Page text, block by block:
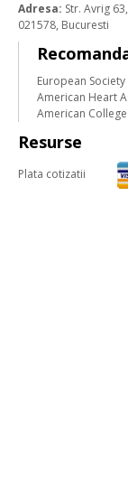
Adresa: Str. Avrig
021578, Bucuresti
European
American Heart
American
Resurse
Plata cotizatii